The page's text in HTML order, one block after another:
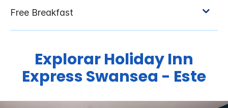
ExplorarHoliday Inn
ExpressSwansea - Este